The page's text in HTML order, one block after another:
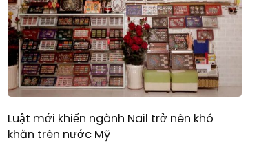
Luật mới khiến ngành Nail trở nên khó
khăn trên nước Mỹ